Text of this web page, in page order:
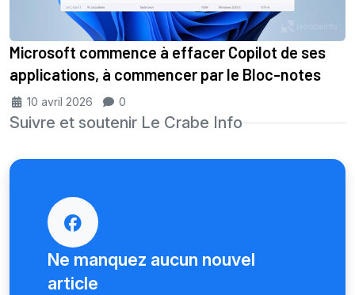
Microsoft commence à effacer Copilot de ses
applications, à commencer par le Bloc-notes
10 avril 2026 0
Suivre et soutenir Le Crabe Info
Ne manquez aucun nouvel
article